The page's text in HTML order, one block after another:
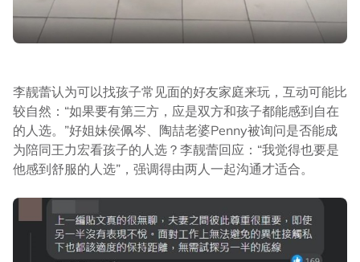
李靓蕾认为可以找孩子常见面的好友家庭来玩，互动可能比
较自然：“如果要有第三方，应是双方和孩子都能感到自在
的人选。”好姐妹侯佩岑、陶喆老婆Penny被询问是否能成
为陪同王力宏看孩子的人选？李靓蕾回应：“我觉得也要是
他感到舒服的人选”，强调得由两人一起沟通才适合。